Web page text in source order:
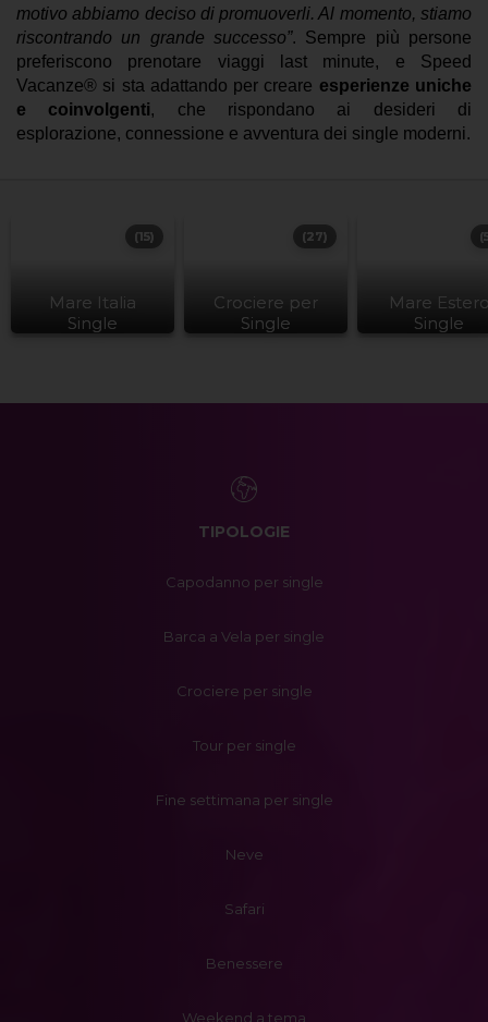
motivo abbiamo deciso di promuoverli. Al momento, stiamo
riscontrando un grande successo”. Sempre più persone
preferiscono prenotare viaggi last minute, e Speed
Vacanze® si sta adattando per creare esperienze uniche
e coinvolgenti, che rispondano ai desideri di
esplorazione, connessione e avventura dei single moderni.
Mare Italia
Single
(15)
Crociere per
Single
(27)
Mare
Single
TIPOLOGIE
Capodanno per single
Barca a Vela per single
Crociere per single
Tour per single
Fine settimana per single
Neve
Safari
Benessere
Weekend a tema